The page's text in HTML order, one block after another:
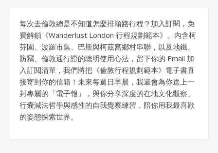
每次去倫敦總是不知道怎麼排順路行程？加入訂閱，免
費解鎖《Wanderlust London 行程規劃範本》。內含柯
芬園、波羅市集、巴斯與柯茲窩鄉村串聯，以及地鐵、
防竊、倫敦通行證的聰明使用心法，留下你的 Email 加
入訂閱清單，我們將把《倫敦行程規劃範本》電子書直
接寄到你的信箱！未來每週日早晨，我還會為你送上一
封專屬的「電子報」，與你分享深度的在地文化觀察、
行囊減法哲學與感性的自我覺察練習，陪你用我最喜歡
的姿態探索世界。